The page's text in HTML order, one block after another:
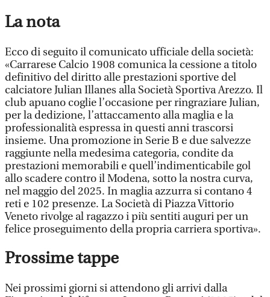
La nota
Ecco di seguito il comunicato ufficiale della società:
«Carrarese Calcio 1908 comunica la cessione a titolo
definitivo del diritto alle prestazioni sportive del
calciatore Julian Illanes alla Società Sportiva Arezzo. Il
club apuano coglie l’occasione per ringraziare Julian,
per la dedizione, l’attaccamento alla maglia e la
professionalità espressa in questi anni trascorsi
insieme. Una promozione in Serie B e due salvezze
raggiunte nella medesima categoria, condite da
prestazioni memorabili e quell’indimenticabile gol
allo scadere contro il Modena, sotto la nostra curva,
nel maggio del 2025. In maglia azzurra si contano 4
reti e 102 presenze. La Società di Piazza Vittorio
Veneto rivolge al ragazzo i più sentiti auguri per un
felice proseguimento della propria carriera sportiva».
Prossime tappe
Nei prossimi giorni si attendono gli arrivi dalla